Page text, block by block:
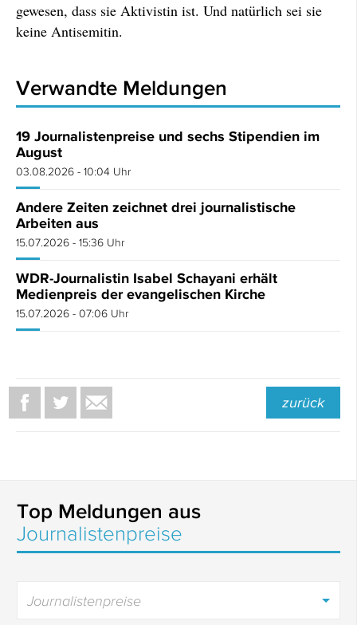
gewesen, dass sie Aktivistin ist. Und natürlich sei sie
keine Antisemitin.
Verwandte Meldungen
19 Journalistenpreise und sechs Stipendien im
August
03.08.2026 - 10:04 Uhr
Andere Zeiten zeichnet drei journalistische
Arbeiten aus
15.07.2026 - 15:36 Uhr
WDR-Journalistin Isabel Schayani erhält
Medienpreis der evangelischen Kirche
15.07.2026 - 07:06 Uhr
zurück
Top Meldungen aus
Journalistenpreise
Journalistenpreise